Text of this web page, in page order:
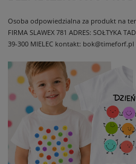
Osoba odpowiedzialna za produkt na
FIRMA SLAWEX 781 ADRES: SOŁTYKA
39-300 MIELEC kontakt: bok@timeforf.pl